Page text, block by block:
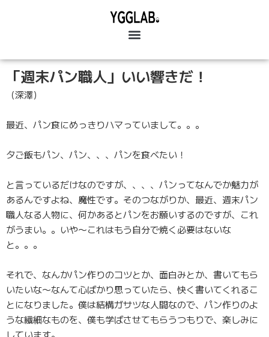
「週末パン職人」いい響きだ！
（深澤）
最近、パン食にめっきりハマっていまして。。。
夕ご飯もパン、パン、、、パンを食べたい！
と言っているだけなのですが、、、、パンってなんでか魅力が
あるんですよね、魔性です。そのつながりか、最近、週末パン
職人なる人物に、何かあるとパンをお願いするのですが、これ
がうまい。。いや〜これはもう自分で焼く必要はないな
と。。。
それで、なんかパン作りのコツとか、面白みとか、書いてもら
いたいな〜なんて心ばかり思っていたら、快く書いてくれるこ
とになりました。僕は結構ガサツな人間なので、パン作りのよ
うな繊細なものを、僕も学ばさせてもらうつもりで、楽しみに
しています。